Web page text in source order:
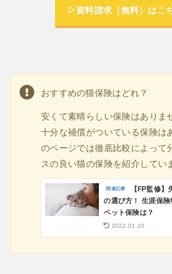
▷資料請求（無料）はこ
おすすめの猫保険はどれ？
安くて素晴らしい保険はありま
十分な補償がついている保険は
のページでは徹底比較によって
スの良い猫の保険を紹介してい
【FP監修
の選び方！ 生涯保
ペット保険は？
2022.01.10